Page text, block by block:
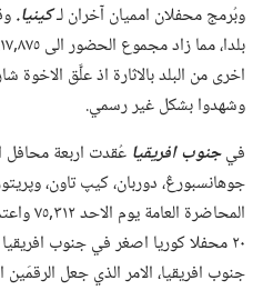
وبُرمج محفلان امميان آخران لـ‍كينيا.‏
اخرى من البلد بالاثارة اذ علَّق
وشهدوا بشكل غير رسمي.‏
فيجنوب افريقيا عُقدت اربعة
جوهانسبورڠ،‏ دوربان،‏ كيپ تاون،‏
٢٠ محفلا كوريا اصغر في جنوب
جنوب افريقيا،‏ الامر الذي جعل